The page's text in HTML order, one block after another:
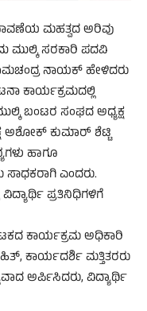
ಮಹತ್ವದ ಅರಿವು
ಮುಲ್ಕಿ ಸರಕಾರಿ ಪದವಿ
ನಾಯಕ್ ಹೇಳಿದರು
ಕಾರ್ಯಕ್ರಮದಲ್ಲಿ
ಬಂಟರ ಸಂಘದ ಅಧ್ಯಕ್ಷ
ಅಶೋಕ್ ಕುಮಾರ್ ಶೆಟ್ಟಿ
ಹಾಗೂ
ಎಂದರು.
ವಿದ್ಯಾರ್ಥಿ ಪ್ರತಿನಿಧಿಗಳಿಗೆ
ಕಾರ್ಯಕ್ರಮ ಅಧಿಕಾರಿ
ಕಾರ್ಯದರ್ಶಿ ಮತ್ತಿತರರು
ಅರ್ಪಿಸಿದರು, ವಿದ್ಯಾರ್ಥಿ